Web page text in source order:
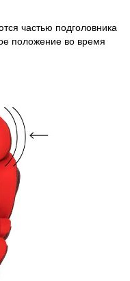
частью подголовника
положение во время